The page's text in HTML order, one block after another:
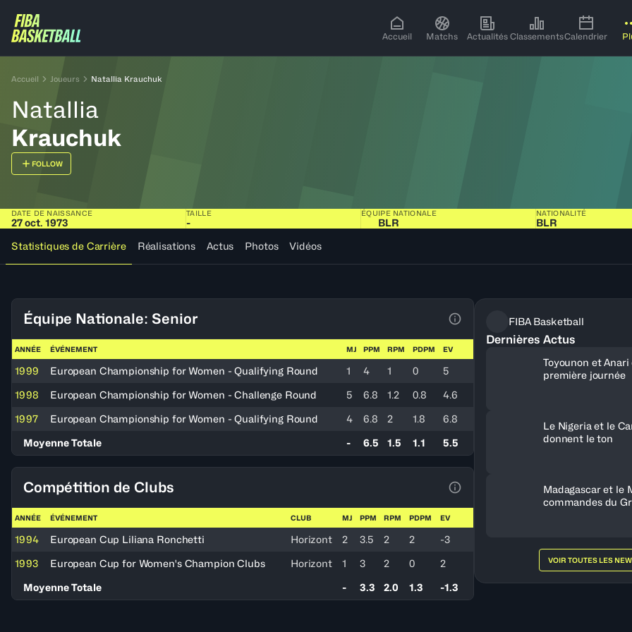
Accueil Matchs Actualités ClassementsCalendrier
Accueil Joueurs Natallia Krauchuk
Natallia
Krauchuk
FOLLOW
DATE DE NAISSANCE
27 oct. 1973
TAILLE
-
ÉQUIPE NATIONALE
BLR
NATIONALITÉ
BLR
Statistiques de Carrière
Réalisations Actus Photos Vidéos
Équipe Nationale: Senior
Voir la Légende du Tableau
ANNÉE ÉVÉNEMENT MJ PPM RPM PDPM EV
1999 European Championship for Women - Qualifying Round 1 4 1 0
5
1998
European Championship for Women - Challenge Round 5 6.8 1.2 0.8
4.6
1997
European Championship for Women - Qualifying Round 4 6.8 2 1.8
6.8
Moyenne Totale
- 6.5 1.5 1.1 5.5
Compétition de Clubs
Voir la Légende du Tableau
ANNÉE ÉVÉNEMENT CLUB MJ PPM RPM PDPM EV
1994 European Cup Liliana Ronchetti Horizont 2 3.5 2 2
-3
1993
European Cup for Women's Champion Clubs Horizont 1 3 2 0
2
Moyenne Totale
- 3.3 2.0 1.3 -1.3
FIBA Basketball
Dernières Actus
Toyounon et
première journée
Le Nigeria et le
donnent le ton
Madagascar et le
commandes du
VOIR TOUTES LES